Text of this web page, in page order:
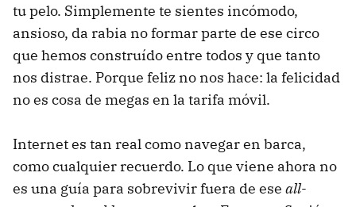
tu pelo. Simplemente te sientes incómodo,
ansioso, da rabia no formar parte de ese circo
que hemos construído entre todos y que tanto
nos distrae. Porque feliz no nos hace: la felicidad
no es cosa de megas en la tarifa móvil.
Internet es tan real como navegar en barca,
como cualquier recuerdo. Lo que viene ahora no
es una guía para sobrevivir fuera de ese all-